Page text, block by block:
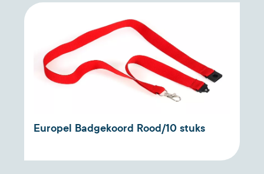
Europel Badgekoord Rood/10 stuks